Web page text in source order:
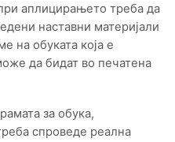
аплицирањето треба да
наставни материјали
на обуката која е
да бидат во печатена
за обука,
спроведе реална